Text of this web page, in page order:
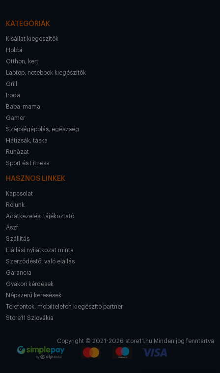
KATEGÓRIÁK
Kisállat kiegészítők
Hobbi
Otthon, kert
Laptop, notebook kiegészítők
Grill
Iroda
Baba-mama
Gamer
Szépségápolás, egészség
Hátizsák, táska
Ruházat
Sport és Fitness
HASZNOS LINKEK
Kapcsolat
Rólunk
Adatkezelési tájékoztató
Ászf
Szállítás
Elállási nyilatkozat minta
Szerződéstől való elállás
Garancia
Gyakori kérdések
Népszerű keresések
Telefontok, mobiltelefon kiegészítő partner
Store11 Szlovákia
Copyright © 2021-2026 store11.hu Minden jog fenntartva